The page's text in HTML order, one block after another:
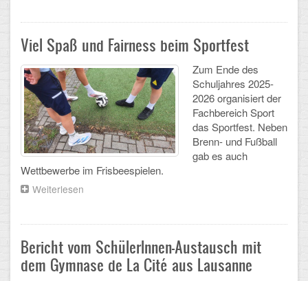
Sport
ORGANISATION
Abitur
Freistellung/Entschuldigung
Kurswahl 10. Kl.
Umwahl 11. Kl.
TERMINE
Schülerinnen
und
Schüler
des
jetzigen
10.
und
11.
Jahrgangs
Viel Spaß und Fairness beim Sportfest
Zum Ende des
Schuljahres 2025-
2026 organisiert der
Fachbereich Sport
das Sportfest. Neben
Brenn- und Fußball
gab es auch
Wettbewerbe im Frisbeespielen.
Weiterlesen
und
Fairness
beim
Sportfest
Bericht vom SchülerInnen-Austausch mit
dem Gymnase de La Cité aus Lausanne